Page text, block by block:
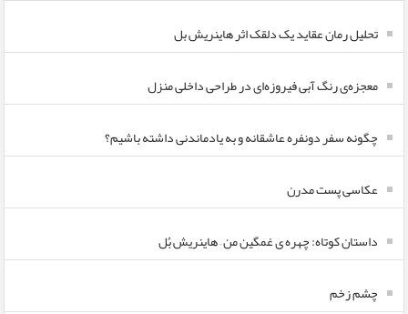
تحلیل رمان عقاید یک دلقک اثر هاینریش بل
معجزه‌ی رنگ آبی فیروزه‌ای در طراحی داخلی منزل
چگونه سفر دونفره عاشقانه و به یادماندنی داشته باشیم؟
عکاسی پست مدرن
داستان کوتاه: چهره ی غمگین من – هاینریش بُل
چشم زخم